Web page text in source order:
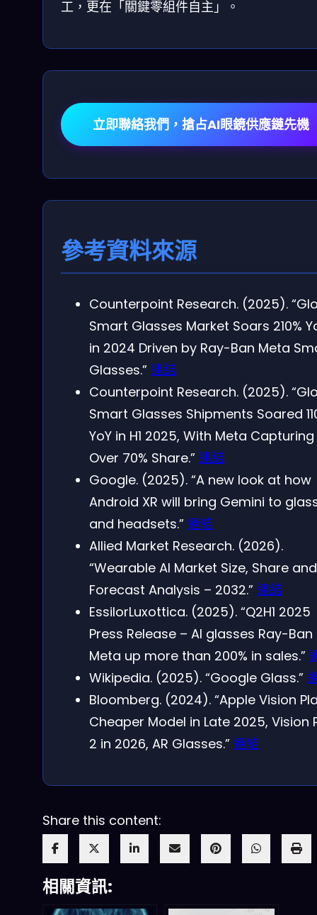
工，更在「關鍵零組件自主」。
立即聯絡我們，搶占AI眼鏡供應鏈先機
參考資料來源
Counterpoint Research. (2025).
Smart Glasses Market Soars 210%
in 2024 Driven by Ray-Ban Meta
Glasses.” 連結
Counterpoint Research. (2025).
Smart Glasses Shipments Soared
YoY in H1 2025, With Meta Capturing
Over 70% Share.” 連結
Google. (2025). “A new look at how
Android XR will bring Gemini to
and headsets.” 連結
Allied Market Research. (2026).
“Wearable AI Market Size, Share and
Forecast Analysis – 2032.” 連結
EssilorLuxottica. (2025). “Q2H1 2025
Press Release – AI glasses Ray-Ban
Meta up more than 200% in sales.”
Wikipedia. (2025). “Google Glass.”
Bloomberg. (2024). “Apple Vision
Cheaper Model in Late 2025, Vision
2 in 2026, AR Glasses.” 連結
Share this content:
相關資訊: